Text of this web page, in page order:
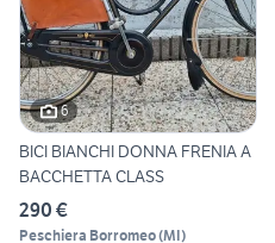
6
BICI BIANCHI DONNA FRENIA A
BACCHETTA CLASS
290 €
Peschiera Borromeo(MI)